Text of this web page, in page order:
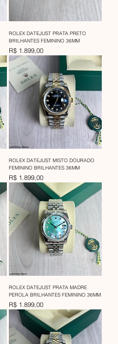
ROLEX DATEJUST PRATA PRETO
BRILHANTES FEMININO 36MM
Preço
R$ 1.899,00
ROLEX DATEJUST MISTO DOURADO
FEMININO BRILHANTES 36MM
Preço
R$ 1.899,00
ROLEX DATEJUST PRATA MADRE
PEROLA BRILHANTES FEMININO 36MM
Preço
R$ 1.899,00